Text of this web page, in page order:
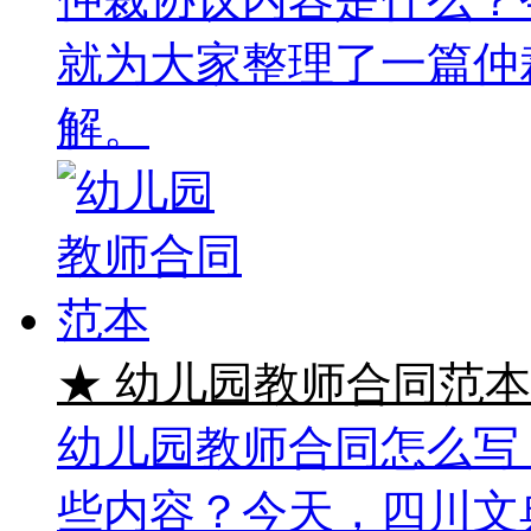
就为大家整理了一篇
解。
★ 幼儿园教师合同范本
幼儿园教师合同怎么
些内容？今天，四川